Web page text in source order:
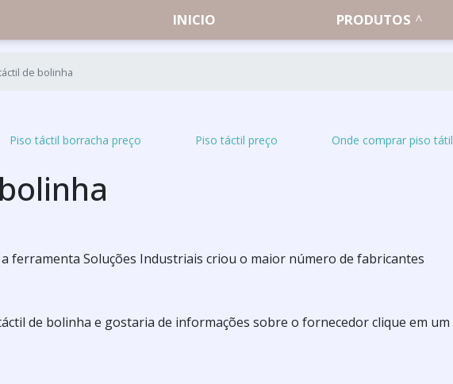
INICIO PRODUTOS
de bolinha
Piso táctil borracha preço Piso táctil preço Onde comprar piso tátil
ferramenta Soluções Industriais criou o maior número de fabricantes
de bolinha e gostaria de informações sobre o fornecedor clique em um